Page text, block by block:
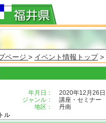
ページ > イベント情報トップ>
年月日：
2020年12月26日
ジャンル：
講座・セミナー
地区：
丹南
ル